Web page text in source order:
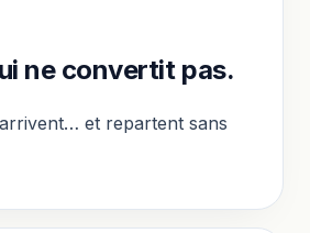
ne convertit pas.
et repartent sans